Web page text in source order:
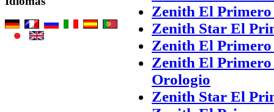
Zenith El
Zenith Star El
Zenith El
Zenith El Primero
Orologio
Zenith Star El